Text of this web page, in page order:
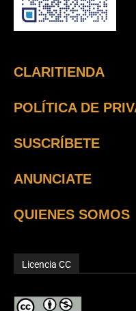
CLARITIENDA
POLÍTICA DE
SUSCRÍBETE
ANUNCIATE
QUIENES SOMOS
Licencia CC